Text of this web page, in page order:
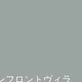
フロントヴィラ